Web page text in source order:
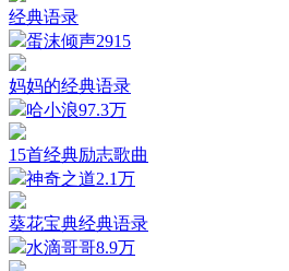
经典语录
蛋沫倾声2915
妈妈的经典语录
哈小浪97.3万
15首经典励志歌曲
神奇之道2.1万
葵花宝典经典语录
水滴哥哥8.9万